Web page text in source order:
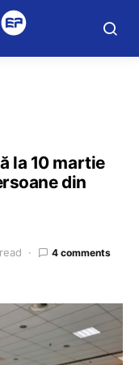
la 10 martie
din
4 comments